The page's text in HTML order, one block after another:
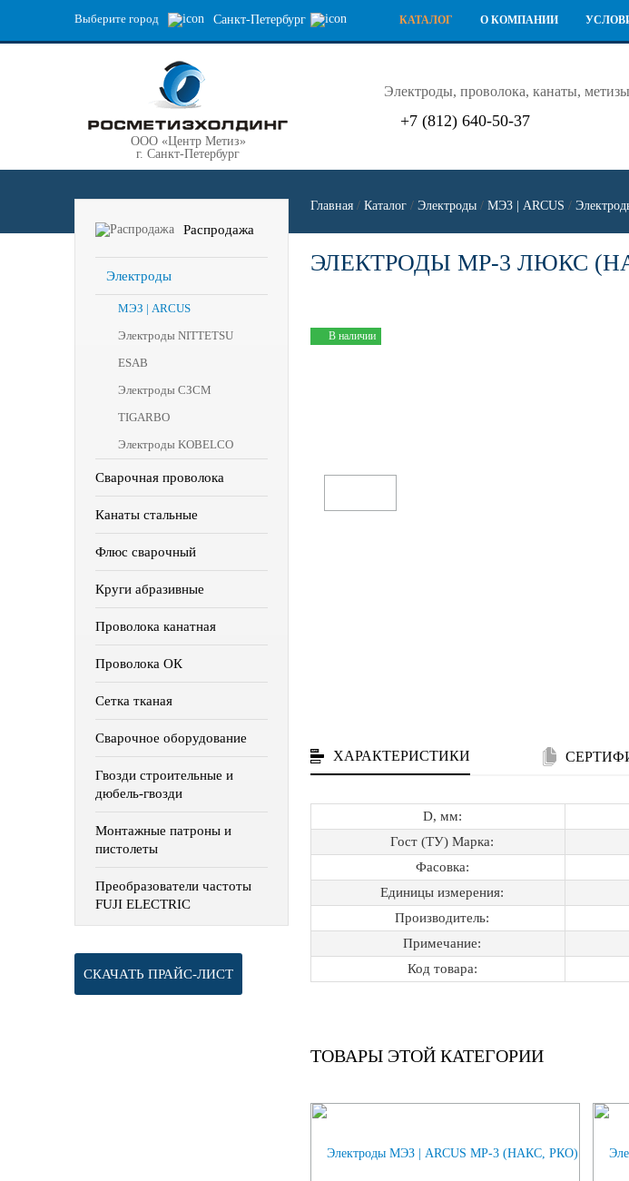
Выберите город Санкт-Петербург КАТАЛОГ О КОМПАНИИ
ООО «Центр Метиз»
г. Санкт-Петербург
Электроды, проволока, канаты,
+7 (812) 640-50-37
Распродажа
Электроды
МЭЗ | ARCUS
Электроды NITTETSU
ESAB
Электроды СЗСМ
TIGARBO
Электроды KOBELCO
Сварочная проволока
Канаты стальные
Флюс сварочный
Круги абразивные
Проволока канатная
Проволока ОК
Сетка тканая
Сварочное оборудование
Гвозди строительные и
дюбель-гвозди
Монтажные патроны и
пистолеты
Преобразователи частоты
FUJI ELECTRIC
СКАЧАТЬ ПРАЙС-ЛИСТ
Главная / Каталог / Электроды / МЭЗ | ARCUS /
ЭЛЕКТРОДЫ МР-3 ЛЮКС
В наличии
ХАРАКТЕРИСТИКИ
D, мм:
Гост (ТУ) Марка:
Фасовка:
Единицы измерения:
Производитель:
Примечание:
Код товара:
ТОВАРЫ ЭТОЙ КАТЕГОРИИ